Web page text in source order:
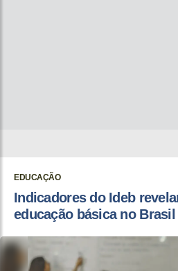
EDUCAÇÃO
Indicadores do Ideb
educação básica no Brasil